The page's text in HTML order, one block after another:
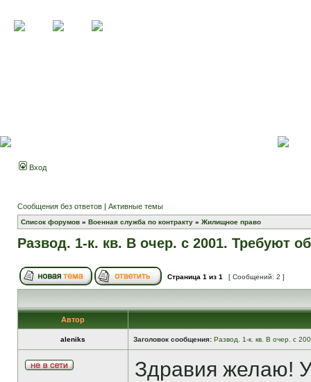
Вход
Сообщения без ответов | Активные темы
Список форумов » Военная служба по контракту » Жилищное право
Развод. 1-к. кв. В очер. с 2001. Требуют
Страница 1 из 1 [ Сообщений: 2 ]
Автор
aleniks Заголовок сообщения: Развод. 1-к. кв. В очер. с
Здравия желаю!